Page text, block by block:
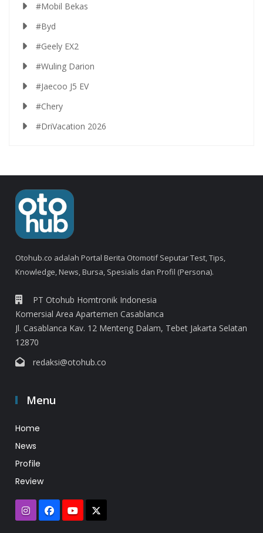
#Mobil Bekas
#Byd
#Geely EX2
#Wuling Darion
#Jaecoo J5 EV
#Chery
#DriVacation 2026
Otohub.co adalah Portal Berita Otomotif Seputar Test, Tips,
Knowledge, News, Bursa, Spesialis dan Profil (Persona).
PT Otohub Homtronik Indonesia
Komersial Area Apartemen Casablanca
Jl. Casablanca Kav. 12 Menteng Dalam, Tebet Jakarta Selatan
12870
redaksi@otohub.co
Menu
Home
News
Profile
Review